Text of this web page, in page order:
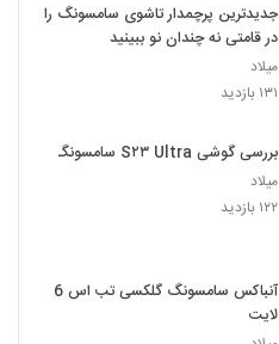
جدیدترین پرچمدار تاشوی سامسونگ را
در قامتی نه چندان نو ببینید
میلاد
۱۳۱ بازدید
بررسی گوشی S۲۳ Ultra سامسونگ
میلاد
۱۲۲ بازدید
آنباکس سامسونگ گلکسی تب اس 6
لایت